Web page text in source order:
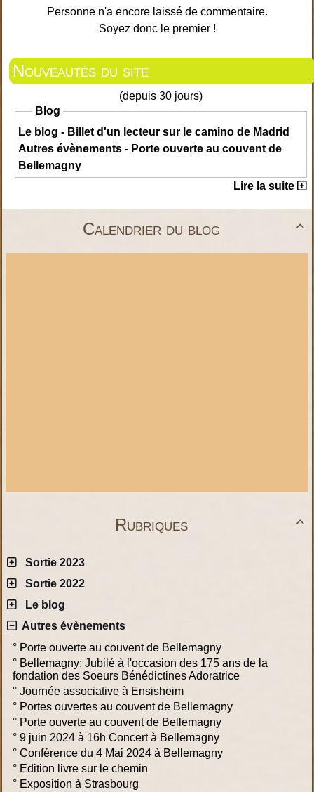
Personne n'a encore laissé de commentaire.
Soyez donc le premier !
Nouveautés du site
(depuis 30 jours)
Blog
Le blog - Billet d'un lecteur sur le camino de Madrid
Autres évènements - Porte ouverte au couvent de
Bellemagny
Lire la suite

Calendrier du blog

Rubriques
Sortie 2023
Sortie 2022
Le blog
Autres évènements
° Porte ouverte au couvent de Bellemagny
° Bellemagny: Jubilé à l'occasion des 175 ans de la
fondation des Soeurs Bénédictines Adoratrice
° Journée associative à Ensisheim
° Portes ouvertes au couvent de Bellemagny
° Porte ouverte au couvent de Bellemagny
° 9 juin 2024 à 16h Concert à Bellemagny
° Conférence du 4 Mai 2024 à Bellemagny
° Edition livre sur le chemin
° Exposition à Strasbourg